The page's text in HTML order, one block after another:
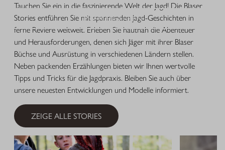
MEHR ERFAHREN
Tauchen Sie ein in die faszinierende Welt der Jagd! Die Blaser
Stories entführen Sie mit spannenden Jagd-Geschichten in
ferne Reviere weltweit. Erleben Sie hautnah die Abenteuer
und Herausforderungen, denen sich Jäger mit ihrer Blaser
Büchse und Ausrüstung in verschiedenen Ländern stellen.
Neben packenden Erzählungen bieten wir Ihnen wertvolle
Tipps und Tricks für die Jagdpraxis. Bleiben Sie auch über
unsere neuesten Entwicklungen und Modelle informiert.
ZEIGE ALLE STORIES